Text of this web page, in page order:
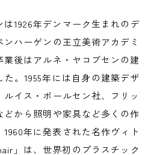
1926年デンマーク生まれのデ
ハーゲンの王立美術アカデミ
業後はアルネ・ヤコブセンの建
。1955年には自身の建築デザ
イス・ポールセン社、フリッ
どから照明や家具など多くの作
年に発表された名作ヴィト
」は、世界初のプラスチック